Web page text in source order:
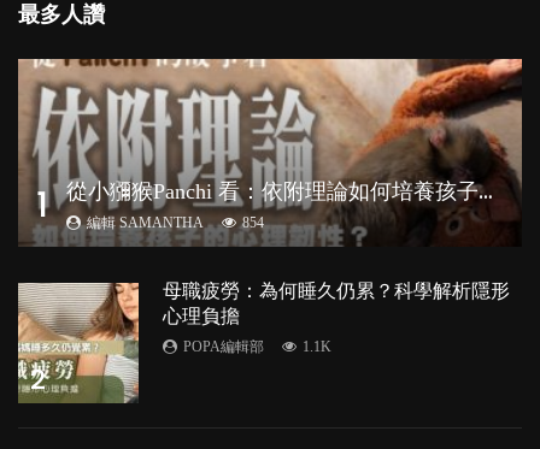
最多人讚
1 從
小獼猴Panchi 看：依附理論如何培養孩子心理韌性？
編輯 SAMANTHA 854
2
母職疲勞：為何睡久仍累？科學解析隱形
心理負擔
POPA編輯部 1.1K